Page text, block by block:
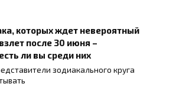
которых ждет невероятный
после 30 июня –
ли вы среди них
зодиакального круга